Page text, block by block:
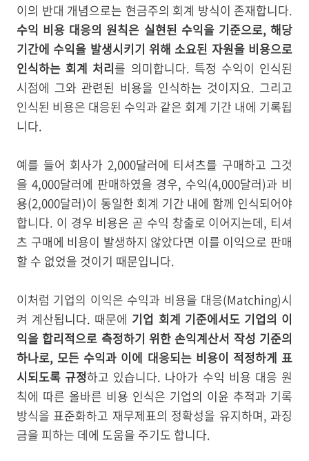
이의 반대 개념으로는 현금주의 회계 방식이 존재합니다.
수익 비용 대응의 원칙은 실현된 수익을 기준으로, 해당
기간에 수익을 발생시키기 위해 소요된 자원을 비용으로
인식하는 회계 처리를 의미합니다. 특정 수익이 인식된
시점에 그와 관련된 비용을 인식하는 것이지요. 그리고
인식된 비용은 대응된 수익과 같은 회계 기간 내에 기록됩
니다.
예를 들어 회사가 2,000달러에 티셔츠를 구매하고 그것
을 4,000달러에 판매하였을 경우, 수익(4,000달러)과 비
용(2,000달러)이 동일한 회계 기간 내에 함께 인식되어야
합니다. 이 경우 비용은 곧 수익 창출로 이어지는데, 티셔
츠 구매에 비용이 발생하지 않았다면 이를 이익으로 판매
할 수 없었을 것이기 때문입니다.
이처럼 기업의 이익은 수익과 비용을 대응(Matching)시
켜 계산됩니다. 때문에 기업 회계 기준에서도 기업의 이
익을 합리적으로 측정하기 위한 손익계산서 작성 기준의
하나로, 모든 수익과 이에 대응되는 비용이 적정하게 표
시되도록 규정하고 있습니다. 나아가 수익 비용 대응 원
칙에 따른 올바른 비용 인식은 기업의 이윤 추적과 기록
방식을 표준화하고 재무제표의 정확성을 유지하며, 과징
금을 피하는 데에 도움을 주기도 합니다.